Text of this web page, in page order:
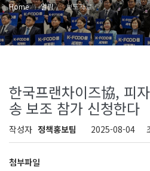
Home 알림 보도자료
한국프랜차이즈協, 피
송 보조 참가 신청한다
작성자 정책홍보팀 2025-08-04
첨부파일